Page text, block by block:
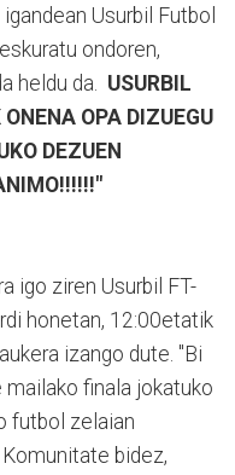
Usurbil Futbol
ondoren,
heldu da. USURBIL
OPA DIZUEGU
DEZUEN
igo ziren Usurbil FT-
honetan, 12:00etatik
izango dute. "Bi
finala jokatuko
futbol zelaian
bidez,